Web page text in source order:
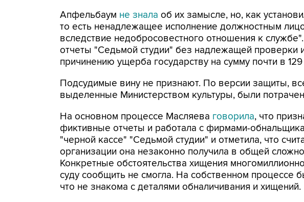
Апфельбаум не знала об их замысле, но, как
то есть ненадлежащее исполнение должностным
вследствие недобросовестного отношения к
отчеты "Седьмой студии" без надлежащей проверки
причинению ущерба государству на сумму почти в
Подсудимые вину не признают. По версии защиты,
выделенные Министерством культуры, были
На основном процессе Масляева говорила, что
фиктивные отчеты и работала с фирмами-
"черной кассе" "Седьмой студии" и отметила, что
организации она незаконно получила в общей
Конкретные обстоятельства хищения
суду сообщить не смогла. На собственном процессе
что не знакома с деталями обналичивания и хищений.